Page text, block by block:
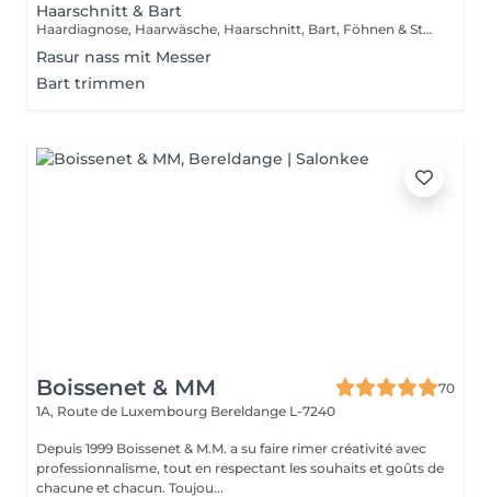
Haarschnitt & Bart
Haardiagnose, Haarwäsche, Haarschnitt, Bart, Föhnen & Styling
Rasur nass mit Messer
Bart trimmen
Boissenet & MM
70
1A, Route de Luxembourg Bereldange L-7240
Depuis 1999 Boissenet & M.M. a su faire rimer créativité avec
professionnalisme, tout en respectant les souhaits et goûts de
chacune et chacun. Toujou...